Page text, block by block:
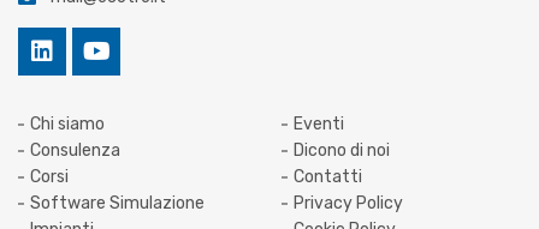
Chi siamo
Consulenza
Corsi
Software Simulazione
Eventi
Dicono di noi
Contatti
Privacy Policy